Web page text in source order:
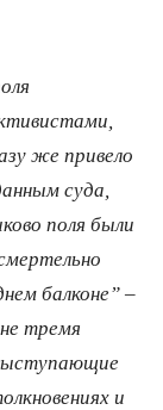
же привело
суда,
поля были
балконе” –
тремя
и